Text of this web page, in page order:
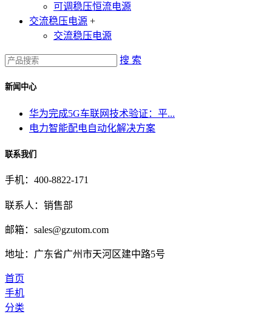
可调稳压恒流电源
交流稳压电源 +
交流稳压电源
搜 索
新闻中心
华为完成5G车联网技术验证：平...
电力智能配电自动化解决方案
联系我们
手机：400-8822-171
联系人：销售部
邮箱：sales@gzutom.com
地址：广东省广州市天河区建中路5号
首页
手机
分类